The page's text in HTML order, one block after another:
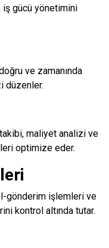
iş gücü yönetimini
ve zamanında
düzenler.
maliyet analizi ve
optimize eder.
gönderim işlemleri ve
kontrol altında tutar.